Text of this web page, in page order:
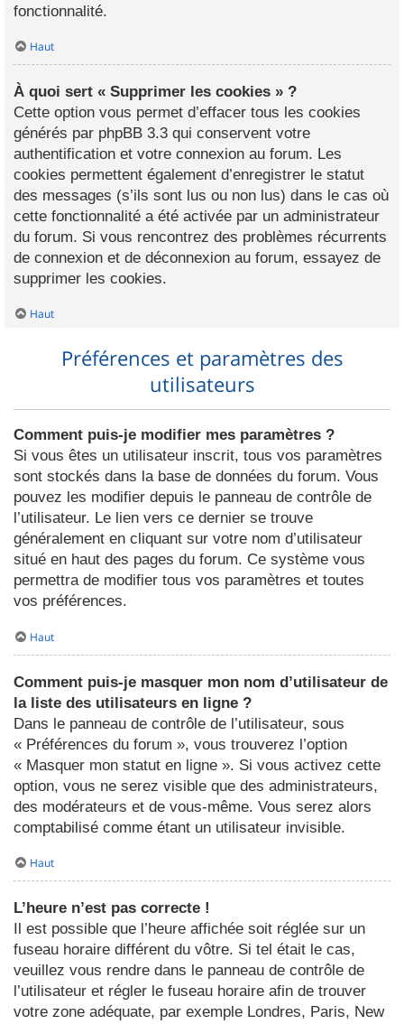
fonctionnalité.
Haut
À quoi sert « Supprimer les cookies » ?
Cette option vous permet d’effacer tous les cookies
générés par phpBB 3.3 qui conservent votre
authentification et votre connexion au forum. Les
cookies permettent également d’enregistrer le statut
des messages (s’ils sont lus ou non lus) dans le cas où
cette fonctionnalité a été activée par un administrateur
du forum. Si vous rencontrez des problèmes récurrents
de connexion et de déconnexion au forum, essayez de
supprimer les cookies.
Haut
Préférences et paramètres des
utilisateurs
Comment puis-je modifier mes paramètres ?
Si vous êtes un utilisateur inscrit, tous vos paramètres
sont stockés dans la base de données du forum. Vous
pouvez les modifier depuis le panneau de contrôle de
l’utilisateur. Le lien vers ce dernier se trouve
généralement en cliquant sur votre nom d’utilisateur
situé en haut des pages du forum. Ce système vous
permettra de modifier tous vos paramètres et toutes
vos préférences.
Haut
Comment puis-je masquer mon nom d’utilisateur de
la liste des utilisateurs en ligne ?
Dans le panneau de contrôle de l’utilisateur, sous
« Préférences du forum », vous trouverez l’option
« Masquer mon statut en ligne ». Si vous activez cette
option, vous ne serez visible que des administrateurs,
des modérateurs et de vous-même. Vous serez alors
comptabilisé comme étant un utilisateur invisible.
Haut
L’heure n’est pas correcte !
Il est possible que l’heure affichée soit réglée sur un
fuseau horaire différent du vôtre. Si tel était le cas,
veuillez vous rendre dans le panneau de contrôle de
l’utilisateur et régler le fuseau horaire afin de trouver
votre zone adéquate, par exemple Londres, Paris, New